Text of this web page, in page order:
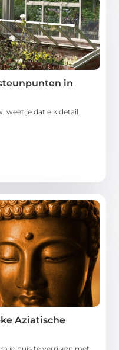
in
weet je dat elk detail
Aziatische